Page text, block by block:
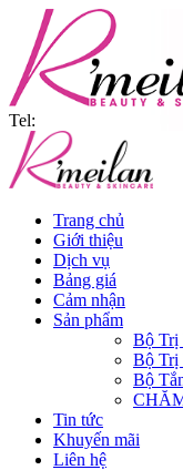
Tel:
Trang chủ
Giới thiệu
Dịch vụ
Bảng giá
Cảm nhận
Sản phẩm
Bộ Trị
Bộ Trị
Bộ
Tin tức
Khuyến mãi
Liên hệ